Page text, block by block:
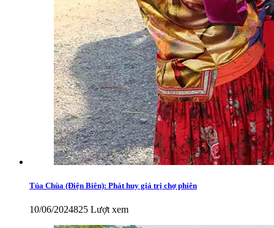
Tủa Chùa (Điện Biên): Phát huy giá trị chợ phiên
10/06/2024825 Lượt xem